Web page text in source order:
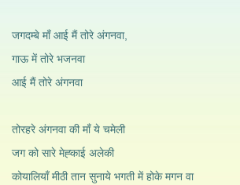
जगदम्बे माँ आई मैं तोरे अंगनवा,
गाऊ में तोरे भजनवा
आई मैं तोरे अंगनवा
तोरहरे अंगनवा की माँ ये चमेली
जग को सारे मेह्काई अलेकी
कोयालियाँ मीठी तान सुनाये भगती में होके मगन वा